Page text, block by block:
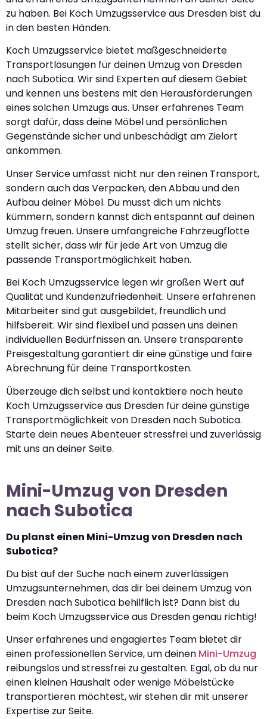
zu haben. Bei Koch Umzugsservice aus Dresden bist du
in den besten Händen.
Koch Umzugsservice bietet maßgeschneiderte
Transportlösungen für deinen Umzug von Dresden
nach Subotica. Wir sind Experten auf diesem Gebiet
und kennen uns bestens mit den Herausforderungen
eines solchen Umzugs aus. Unser erfahrenes Team
sorgt dafür, dass deine Möbel und persönlichen
Gegenstände sicher und unbeschädigt am Zielort
ankommen.
Unser Service umfasst nicht nur den reinen Transport,
sondern auch das Verpacken, den Abbau und den
Aufbau deiner Möbel. Du musst dich um nichts
kümmern, sondern kannst dich entspannt auf deinen
Umzug freuen. Unsere umfangreiche Fahrzeugflotte
stellt sicher, dass wir für jede Art von Umzug die
passende Transportmöglichkeit haben.
Bei Koch Umzugsservice legen wir großen Wert auf
Qualität und Kundenzufriedenheit. Unsere erfahrenen
Mitarbeiter sind gut ausgebildet, freundlich und
hilfsbereit. Wir sind flexibel und passen uns deinen
individuellen Bedürfnissen an. Unsere transparente
Preisgestaltung garantiert dir eine günstige und faire
Abrechnung für deine Transportkosten.
Überzeuge dich selbst und kontaktiere noch heute
Koch Umzugsservice aus Dresden für deine günstige
Transportmöglichkeit von Dresden nach Subotica.
Starte dein neues Abenteuer stressfrei und zuverlässig
mit uns an deiner Seite.
Mini-Umzug von Dresden
nach Subotica
Du planst einen Mini-Umzug von Dresden nach
Subotica?
Du bist auf der Suche nach einem zuverlässigen
Umzugsunternehmen, das dir bei deinem Umzug von
Dresden nach Subotica behilflich ist? Dann bist du
beim Koch Umzugsservice aus Dresden genau richtig!
Unser erfahrenes und engagiertes Team bietet dir
einen professionellen Service, um deinen Mini-Umzug
reibungslos und stressfrei zu gestalten. Egal, ob du nur
einen kleinen Haushalt oder wenige Möbelstücke
transportieren möchtest, wir stehen dir mit unserer
Expertise zur Seite.